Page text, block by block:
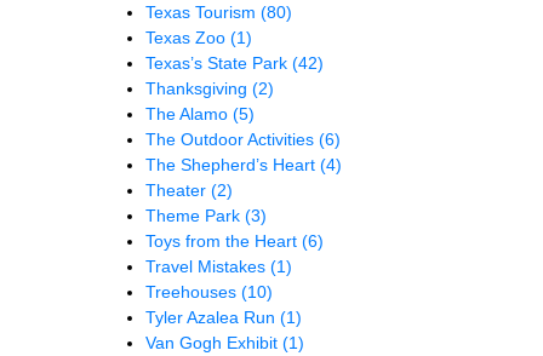
Texas Tourism (80)
Texas Zoo (1)
Texas’s State Park (42)
Thanksgiving (2)
The Alamo (5)
The Outdoor Activities (6)
The Shepherd’s Heart (4)
Theater (2)
Theme Park (3)
Toys from the Heart (6)
Travel Mistakes (1)
Treehouses (10)
Tyler Azalea Run (1)
Van Gogh Exhibit (1)